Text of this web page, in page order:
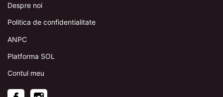
Despre noi
Politica de confidentialitate
ANPC
Platforma SOL
Contul meu
Facebook